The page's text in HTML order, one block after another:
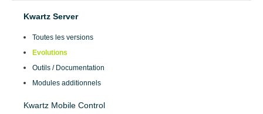
Kwartz Server
Toutes les versions
Evolutions
Outils / Documentation
Modules additionnels
Kwartz Mobile Control